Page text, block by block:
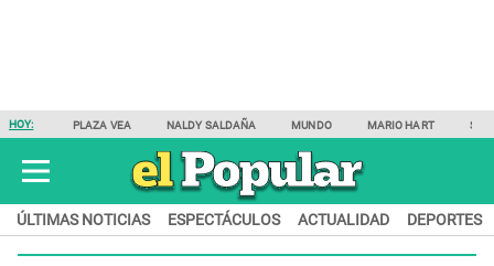
HOY: PLAZA VEA NALDY SALDAÑA MUNDO MARIO HART
ÚLTIMAS NOTICIAS ESPECTÁCULOS ACTUALIDAD DEPORTES